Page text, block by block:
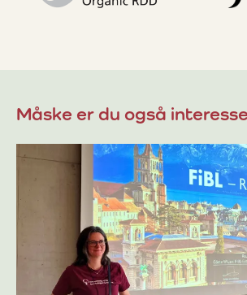
Måske er du også